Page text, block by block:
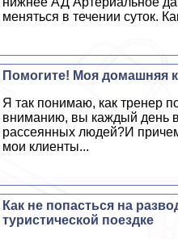
меняться в течении суток.
Помогите! Моя домашняя
Я так понимаю, как тренер
вниманию, вы каждый день
рассеянных людей?И
мои клиенты...
Как не попасться на
туристической поездке